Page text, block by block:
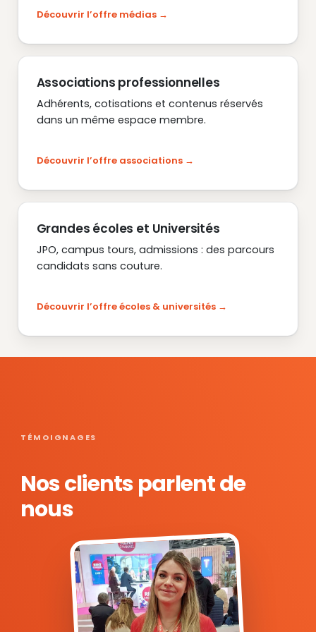
Découvrir l’offre médias
Associations professionnelles
Adhérents, cotisations et contenus réservés
dans un même espace membre.
Découvrir l’offre associations
Grandes écoles et Universités
JPO, campus tours, admissions : des parcours
candidats sans couture.
Découvrir l’offre écoles & universités
TÉMOIGNAGES
Nos clients parlent de
nous